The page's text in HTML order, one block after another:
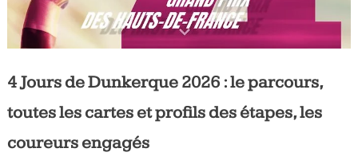
4 Jours de Dunkerque 2026 : le parcours,
toutes les cartes et profils des étapes, les
coureurs engagés